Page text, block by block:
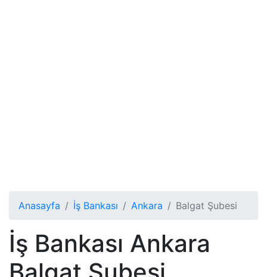
Anasayfa İş Bankası Ankara Balgat Şubesi
İş Bankası Ankara